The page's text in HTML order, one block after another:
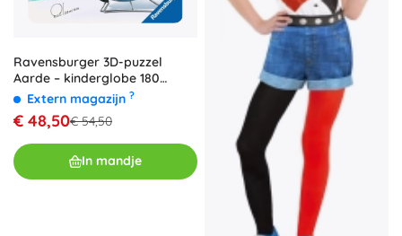
Ravensburger 3D-puzzel
Aarde – kinderglobe 180
stukjes
Extern magazijn ?
€ 48,50€ 54,50
In mandje